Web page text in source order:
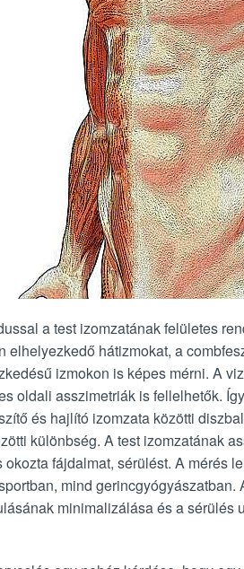
a test izomzatának felületes
elhelyezkedő hátizmokat, a
izmokon is képes mérni. A
oldali asszimetriák is fellelhetők.
és hajlító izomzata közötti
különbség. A test izomzatának
okozta fájdalmat, sérülést. A mérés
mind
minimalizálása és a sérülés